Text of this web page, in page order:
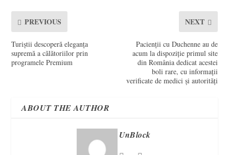
PREVIOUS
Turiștii descoperă eleganța
supremă a călătoriilor prin
programele Premium
NEXT
Pacienții cu Duchenne au de
acum la dispoziție primul site
din România dedicat acestei
boli rare, cu informații
verificate de medici și autorități
ABOUT THE AUTHOR
UnBlock